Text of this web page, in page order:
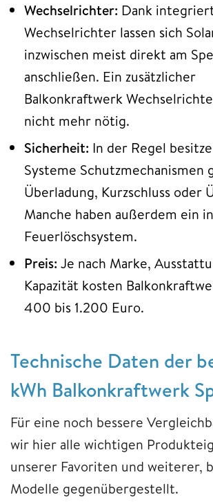
Wechselrichter: Dank
Wechselrichter lassen sich
inzwischen meist direkt am
anschließen. Ein zusätzlicher
Balkonkraftwerk
nicht mehr nötig.
Sicherheit: In der Regel
Systeme Schutzmechanismen
Überladung, Kurzschluss oder
Manche haben außerdem ein
Feuerlöschsystem.
Preis: Je nach Marke,
Kapazität kosten
400 bis 1.200 Euro.
Technische Daten der
kWh Balkonkraftwerk
Für eine noch bessere
wir hier alle wichtigen
unserer Favoriten und weiterer,
Modelle gegenübergestellt.